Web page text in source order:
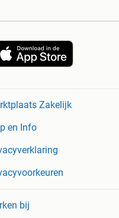
Zakelijk
en Info
bij